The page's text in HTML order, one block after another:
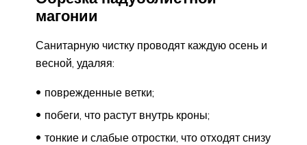
магонии
Санитарную чистку проводят каждую осень и
весной, удаляя:
поврежденные ветки;
побеги, что растут внутрь кроны;
тонкие и слабые отростки, что отходят снизу